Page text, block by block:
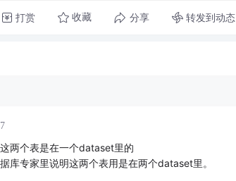
打赏 收藏 分享 转发到动态
两个表是在一个dataset里的
库专家里说明这两个表用是在两个dataset里。